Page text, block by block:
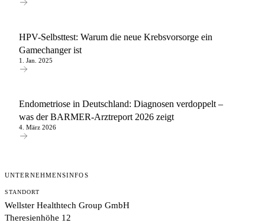
HPV-Selbsttest: Warum die neue Krebsvorsorge ein
Gamechanger ist
1. Jan. 2025
Endometriose in Deutschland: Diagnosen verdoppelt –
was der BARMER-Arztreport 2026 zeigt
4. März 2026
UNTERNEHMENSINFOS
STANDORT
Wellster Healthtech Group GmbH
Theresienhöhe 12